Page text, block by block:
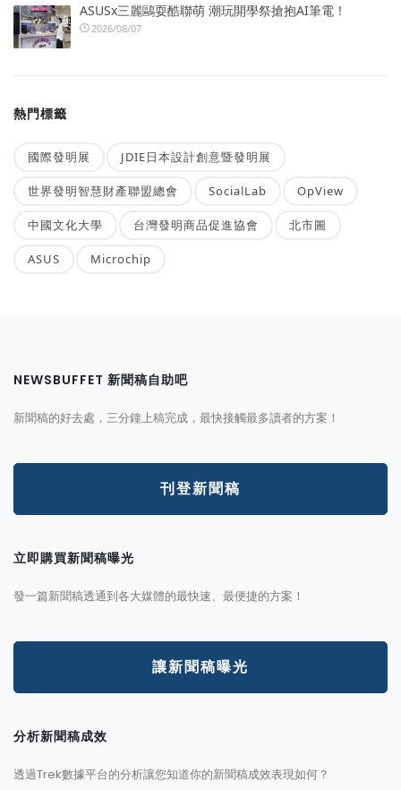
ASUSx三麗鷗耍酷聯萌 潮玩開學祭搶抱AI筆電！
2026/08/07
熱門標籤
國際發明展 JDIE日本設計創意暨發明展
世界發明智慧財產聯盟總會 SocialLab OpView
中國文化大學 台灣發明商品促進協會 北市圖
ASUS Microchip
NEWSBUFFET 新聞稿自助吧
新聞稿的好去處，三分鐘上稿完成，最快接觸最多讀者的方案！
刊登新聞稿
立即購買新聞稿曝光
發一篇新聞稿透通到各大媒體的最快速、最便捷的方案！
讓新聞稿曝光
分析新聞稿成效
透過Trek數據平台的分析讓您知道你的新聞稿成效表現如何？